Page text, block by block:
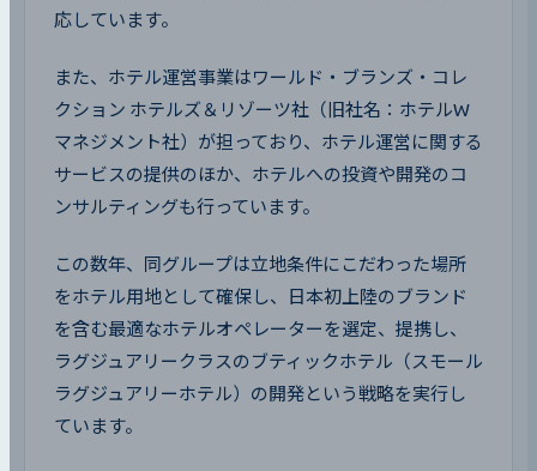
応しています。
また、ホテル運営事業はワールド・ブランズ・コレ
クション ホテルズ＆リゾーツ社（旧社名：ホテルW
マネジメント社）が担っており、ホテル運営に関する
サービスの提供のほか、ホテルへの投資や開発のコ
ンサルティングも行っています。
この数年、同グループは立地条件にこだわった場所
をホテル用地として確保し、日本初上陸のブランド
を含む最適なホテルオペレーターを選定、提携し、
ラグジュアリークラスのブティックホテル（スモール
ラグジュアリーホテル）の開発という戦略を実行し
ています。